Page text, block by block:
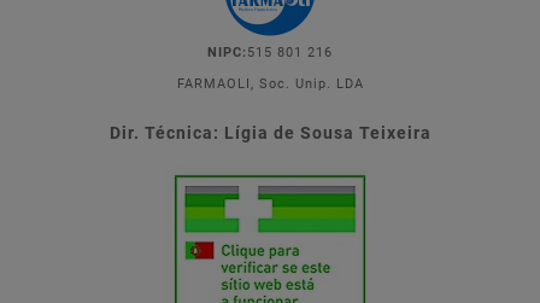
NIPC: 515 801 216
FARMAOLI, Soc. Unip. LDA
Dir. Técnica: Lígia de Sousa Teixeira